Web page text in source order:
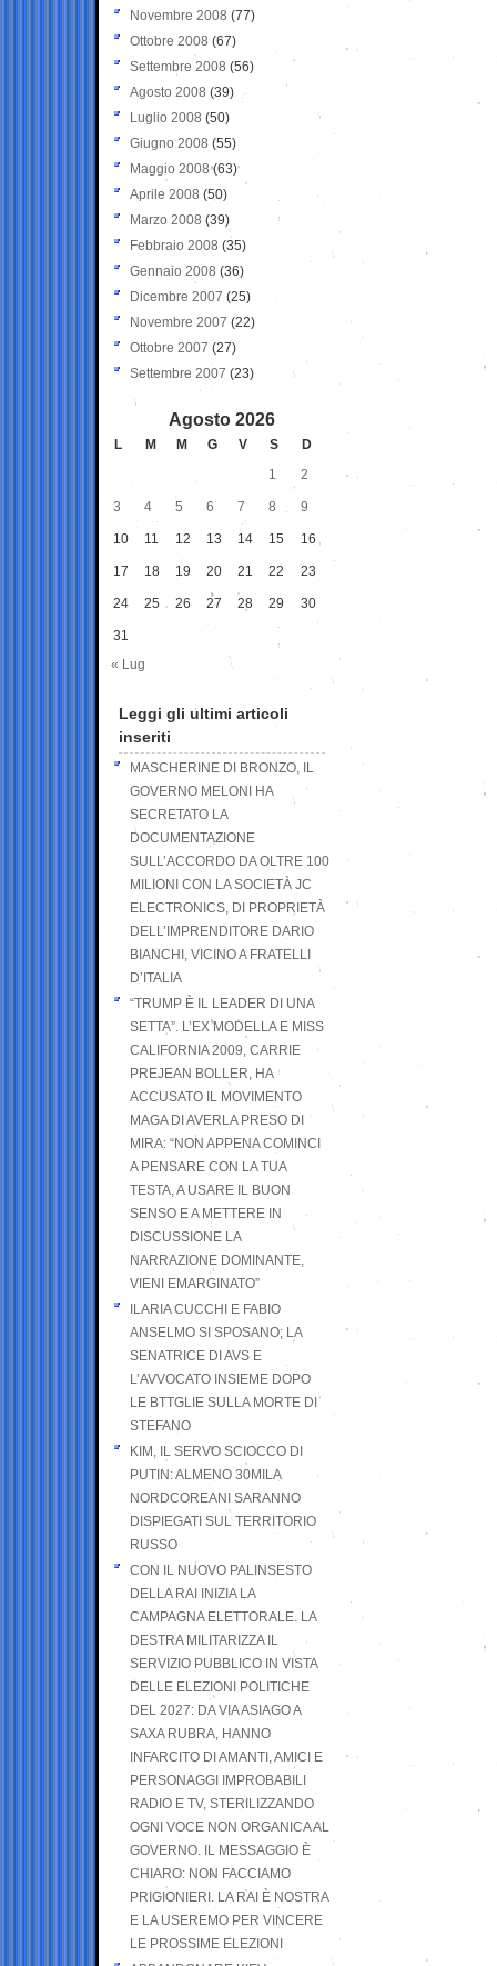
Novembre 2008 (77)
Ottobre 2008 (67)
Settembre 2008 (56)
Agosto 2008 (39)
Luglio 2008 (50)
Giugno 2008 (55)
Maggio 2008(63)
Aprile 2008 (50)
Marzo 2008 (39)
Febbraio 2008 (35)
Gennaio 2008 (36)
Dicembre 2007 (25)
Novembre 2007 (22)
Ottobre 2007 (27)
Settembre 2007 (23)
Agosto 2026
L M M G V S
D
1
2
3 4 5 6 7 8 9
10 11 12 13 14 15 16
17 18 19 20 21 22 23
24 25 26 27 28 29 30
31
« Lug
Leggi gli ultimi articoli
inseriti
MASCHERINE DI BRONZO, IL
GOVERNO MELONI HA
SECRETATO LA
DOCUMENTAZIONE
SULL’ACCORDO DA OLTRE 100
MILIONI CON LA SOCIETÀ JC
ELECTRONICS, DI PROPRIETÀ
DELL’IMPRENDITORE DARIO
BIANCHI, VICINO A FRATELLI
D’ITALIA
“TRUMP È IL LEADER DI UNA
SETTA”. L’EX MODELLA E MISS
CALIFORNIA 2009, CARRIE
PREJEAN BOLLER, HA
ACCUSATO IL MOVIMENTO
MAGA DI AVERLA PRESO DI
MIRA: “NON APPENA COMINCI
A PENSARE CON LA TUA
TESTA, A USARE IL BUON
SENSO E A METTERE IN
DISCUSSIONE LA
NARRAZIONE DOMINANTE,
VIENI EMARGINATO”
ILARIA CUCCHI E FABIO
ANSELMO SI SPOSANO; LA
SENATRICE DI AVS E
L’AVVOCATO INSIEME DOPO
LE BTTGLIE SULLA MORTE DI
STEFANO
KIM, IL SERVO SCIOCCO DI
PUTIN: ALMENO 30MILA
NORDCOREANI SARANNO
DISPIEGATI SUL TERRITORIO
RUSSO
CON IL NUOVO PALINSESTO
DELLA RAI INIZIA LA
CAMPAGNA ELETTORALE. LA
DESTRA MILITARIZZA IL
SERVIZIO PUBBLICO IN VISTA
DELLE ELEZIONI POLITICHE
DEL 2027: DA VIA ASIAGO A
SAXA RUBRA, HANNO
INFARCITO DI AMANTI, AMICI E
PERSONAGGI IMPROBABILI
RADIO E TV, STERILIZZANDO
OGNI VOCE NON ORGANICA AL
GOVERNO. IL MESSAGGIO È
CHIARO: NON FACCIAMO
PRIGIONIERI. LA RAI È NOSTRA
E LA USEREMO PER VINCERE
LE PROSSIME ELEZIONI